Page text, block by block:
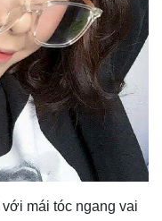
mái tóc ngang vai